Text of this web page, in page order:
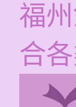
福
合